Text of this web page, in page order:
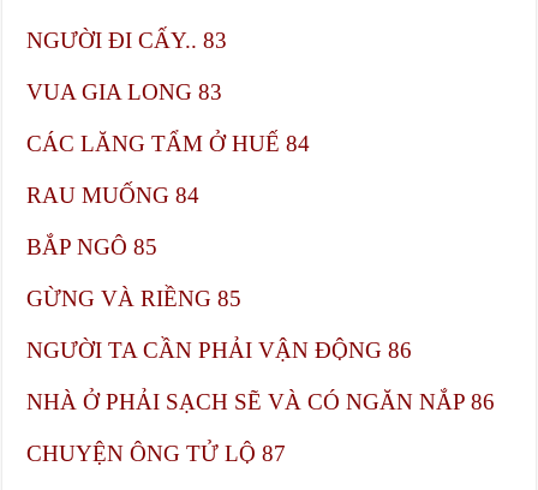
NGƯỜI ĐI CẤY.. 83
VUA GIA LONG​ 83
CÁC LĂNG TẨM Ở HUẾ​ 84
RAU MUỐNG​ 84
BẮP NGÔ​ 85
GỪNG VÀ RIỀNG​ 85
NGƯỜI TA CẦN PHẢI VẬN ĐỘNG​ 86
NHÀ Ở PHẢI SẠCH SẼ VÀ CÓ NGĂN NẮP​ 86
CHUYỆN ÔNG TỬ LỘ​ 87